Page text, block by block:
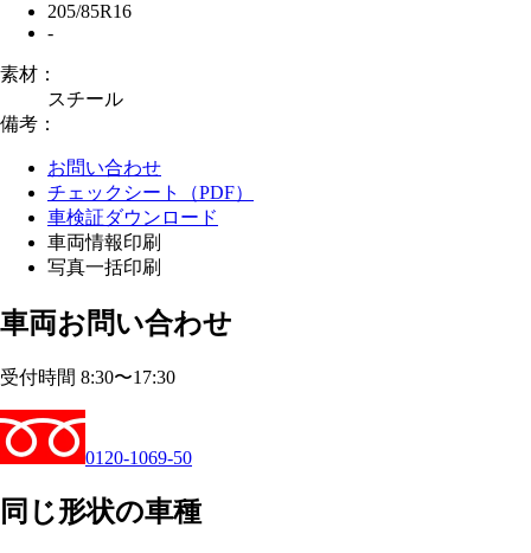
205/85R16
-
素材：
スチール
備考：
お問い合わせ
チェックシート（PDF）
車検証ダウンロード
車両情報印刷
写真一括印刷
車両お問い合わせ
受付時間 8:30〜17:30
0120-1069-50
同じ形状の車種